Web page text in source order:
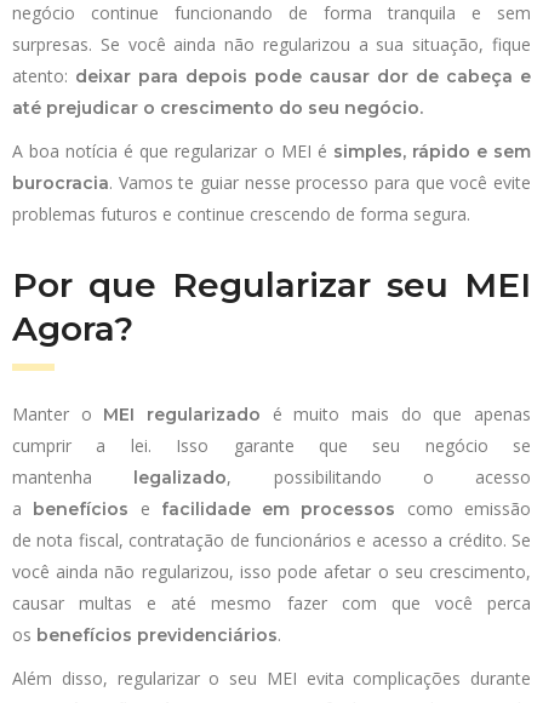
negócio continue funcionando de forma tranquila e sem
surpresas. Se você ainda não regularizou a sua situação, fique
atento: deixar para depois pode causar dor de cabeça e
até prejudicar o crescimento do seu negócio.
A boa notícia é que regularizar o MEI é simples, rápido e sem
burocracia. Vamos te guiar nesse processo para que você evite
problemas futuros e continue crescendo de forma segura.
Por que Regularizar seu MEI
Agora?
Manter o MEI regularizado é muito mais do que apenas
cumprir a lei. Isso garante que seu negócio se
mantenha legalizado, possibilitando o acesso
a benefícios e facilidade em processos
como emissão
de nota fiscal, contratação de funcionários e acesso a crédito. Se
você ainda não regularizou, isso pode afetar o seu crescimento,
causar multas e até mesmo fazer com que você perca
os benefícios previdenciários.
Além disso, regularizar o seu MEI evita complicações durante